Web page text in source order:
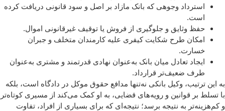
استرداد وجوهی که بانک مازاد بر اصل و سود قانونی دریافت کرده
است.
حفظ وثایق و جلوگیری از فروش یا توقیف غیرقانونی اموال.
امکان طرح شکایت کیفری علیه کارمندان متخلف و جبران
خسارت.
ایجاد تعادل میان بانک به‌عنوان نهادی قدرتمند و مشتری به‌عنوان
طرف ضعیف‌تر قرارداد.
به این ترتیب، وکیل بانکی نه‌تنها مدافع حقوق موکل در دادگاه است، بلکه
با تسلط بر قوانین و رویه‌های قضایی، به او کمک می‌کند از مسیری کوتاه‌تر
و کم‌هزینه‌تر به نتیجه برسد؛ نتیجه‌ای که برای بسیاری از افراد، تفاوت